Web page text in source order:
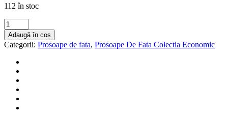
112 în stoc
Cantitate
Prosop
De
Fata
Bianca
Colectia
Adaugă în coș
Categorii: Prosoape de fata, Prosoape De Fata Colectia Economic